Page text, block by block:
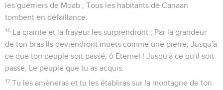
les guerriers de Moab ; Tous les habitants de Canaan
tombent en défaillance.
16 La crainte et la frayeur les surprendront ; Par la grandeur
de ton bras Ils deviendront muets comme une pierre, Jusqu'à
ce que ton peuple soit passé, ô Éternel ! Jusqu'à ce qu'il soit
passé, Le peuple que tu as acquis.
17 Tu les amèneras et tu les établiras sur la montagne de ton